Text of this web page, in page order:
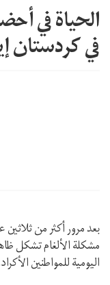
الحياة في
في كردستان
بعد مرور أكثر من ثلاثين
مشكلة الألغام تشكل
اليومية للمواطنين